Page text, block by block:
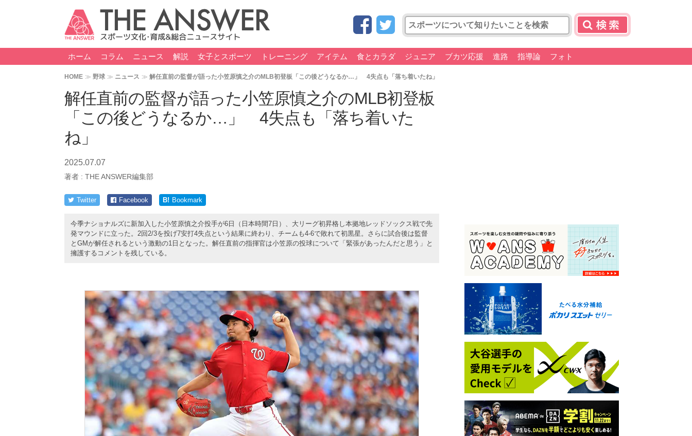
ホーム コラム ニュース 解説 女子とスポーツ トレーニング アイテム 食とカラダ ジュニア ブカツ応援 進路 指導論 フォト
HOME 野球 ニュース 解任直前の監督が語った小笠原慎之介のMLB初登板「この後どうなるか…」 4失点も「落ち着いたね」
解任直前の監督が語った小笠原慎之介のMLB初登板
「この後どうなるか…」 4失点も「落ち着いた
ね」
2025.07.07
著者 : THE ANSWER編集部
Twitter Facebook B! Bookmark
今季ナショナルズに新加入した小笠原慎之介投手が6日（日本時間7日）、大リーグ初昇格し本拠地レッドソックス戦で先
発マウンドに立った。2回2/3を投げ7安打4失点という結果に終わり、チームも4-6で敗れて初黒星。さらに試合後は監督
とGMが解任されるという激動の1日となった。解任直前の指揮官は小笠原の投球について「緊張があったんだと思う」と
擁護するコメントを残している。